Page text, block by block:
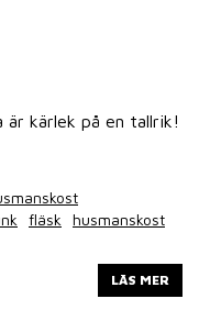
är kärlek på en tallrik!
fläsk
husmanskost
LÄS MER